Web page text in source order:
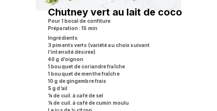
Chutney vert au lait de coco
Pour 1 bocal de confiture
Préparation : 15 min
Ingrédients
3 piments verts (variété au choix suivant
l’intensité désirée)
40 g d’oignon
1 bouquet de coriandre fraîche
1 bouquet de menthe fraîche
10 g de gingembre frais
5 g d’ail
¼ de cuil. à café de sel
¼ de cuil. à café de cumin moulu